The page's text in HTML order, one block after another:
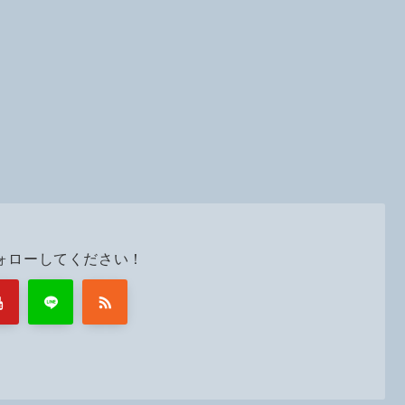
ローしてください！